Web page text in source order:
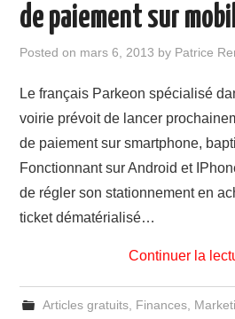
de paiement sur
Posted on mars 6, 2013 by Patrice
Le français Parkeon spécialisé
voirie prévoit de lancer
de paiement sur smartphone,
Fonctionnant sur Android et
de régler son stationnement en
ticket dématérialisé…
Continuer la
Articles gratuits, Finances,